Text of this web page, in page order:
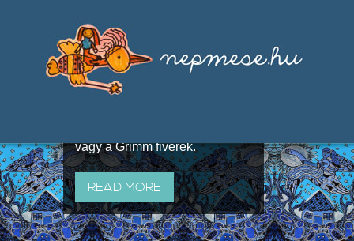
útján terjedő elbeszélésekből,
melyeket olyan ismert gyűjtők
állítottak össze, mint Benedek
vagy a Grimm fivérek.
READ MORE